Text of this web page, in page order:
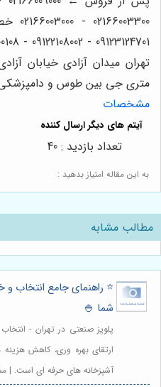
متری جی بین طوس و دامپزشکی پلاک 154 -
مشخصات
به این مقاله امتیاز بدهید :
تعداد بازدید : 40
مطالب مشابه
⭐️ راهنمای جامع انتخاب و
شما 🍚
پلوپز صنعتی در تهران -
ارتقای بهره وری، کاهش
آشپزخانه های حرفه ای است. |